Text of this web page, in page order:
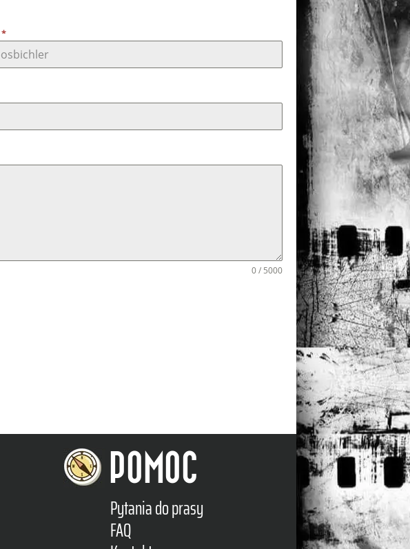
*
0 / 5000
POMOC
Pytania do prasy
FAQ